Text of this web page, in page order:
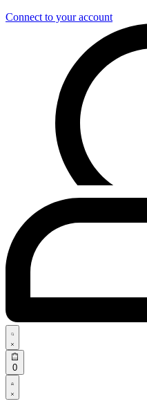
Connect to your account
Search
open
0Open
cart
Open
Account
details